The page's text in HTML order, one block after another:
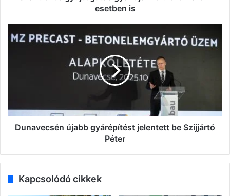
esetben is
újabb
Dunavecsén újabb gyárépítést jelentett be Szijjártó
Péter
Kapcsolódó cikkek